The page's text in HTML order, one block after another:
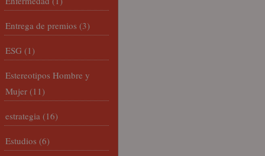
Entrega de premios (3)
ESG (1)
Estereotipos Hombre y
Mujer (11)
estrategia (16)
Estudios (6)